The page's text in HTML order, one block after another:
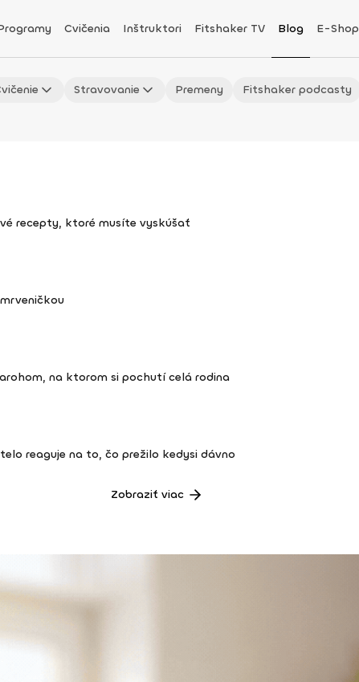
Cvičenia Inštruktori Fitshaker TV Blog E-Shop
Stravovanie Premeny Fitshaker podcasty
recepty, ktoré musíte vyskúšať
na ktorom si pochutí celá rodina
reaguje na to, čo prežilo kedysi dávno
Zobraziť viac